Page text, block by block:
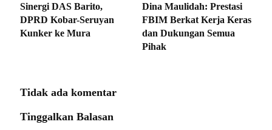
Sinergi DAS Barito,
DPRD Kobar-Seruyan
Kunker ke Mura
Dina Maulidah: Prestasi
FBIM Berkat Kerja Keras
dan Dukungan Semua
Pihak
Tidak ada komentar
Tinggalkan Balasan